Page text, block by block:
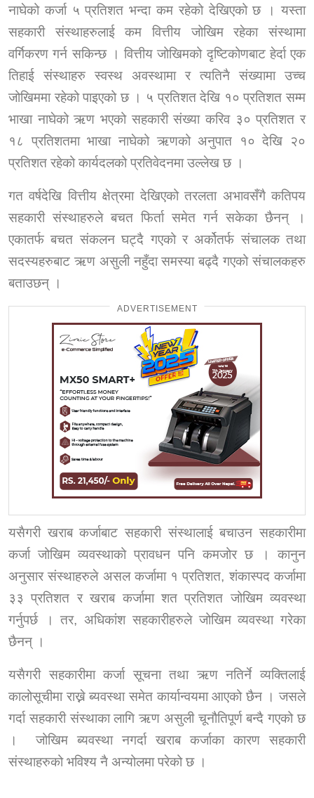
नाघेको कर्जा ५ प्रतिशत भन्दा कम रहेको देखिएको छ । यस्ता
सहकारी संस्थाहरुलाई कम वित्तीय जोखिम रहेका संस्थामा
वर्गिकरण गर्न सकिन्छ । वित्तीय जोखिमको दृष्टिकोणबाट हेर्दा एक
तिहाई संस्थाहरु स्वस्थ अवस्थामा र त्यतिनै संख्यामा उच्च
जोखिममा रहेको पाइएको छ । ५ प्रतिशत देखि १० प्रतिशत सम्म
भाखा नाघेको ऋण भएको सहकारी संख्या करिव ३० प्रतिशत र
१८ प्रतिशतमा भाखा नाघेको ऋणको अनुपात १० देखि २०
प्रतिशत रहेको कार्यदलको प्रतिवेदनमा उल्लेख छ ।
गत वर्षदेखि वित्तीय क्षेत्रमा देखिएको तरलता अभावसँगै कतिपय
सहकारी संस्थाहरुले बचत फिर्ता समेत गर्न सकेका छैनन् ।
एकातर्फ बचत संकलन घट्दै गएको र अर्कोतर्फ संचालक तथा
सदस्यहरुबाट ऋण असुली नहुँदा समस्या बढ्दै गएको संचालकहरु
बताउछन् ।
ADVERTISEMENT
यसैगरी खराब कर्जाबाट सहकारी संस्थालाई बचाउन सहकारीमा
कर्जा जोखिम व्यवस्थाको प्रावधन पनि कमजोर छ । कानुन
अनुसार संस्थाहरुले असल कर्जामा १ प्रतिशत, शंकास्पद कर्जामा
३३ प्रतिशत र खराब कर्जामा शत प्रतिशत जोखिम व्यवस्था
गर्नुपर्छ । तर, अधिकांश सहकारीहरुले जोखिम व्यवस्था गरेका
छैनन् ।
यसैगरी सहकारीमा कर्जा सूचना तथा ऋण नतिर्ने व्यक्तिलाई
कालोसूचीमा राख्ने ब्यवस्था समेत कार्यान्वयमा आएको छैन । जसले
गर्दा सहकारी संस्थाका लागि ऋण असुली चूनौतिपूर्ण बन्दै गएको छ
। जोखिम ब्यवस्था नगर्दा खराब कर्जाका कारण सहकारी
संस्थाहरुको भविश्य नै अन्योलमा परेको छ ।